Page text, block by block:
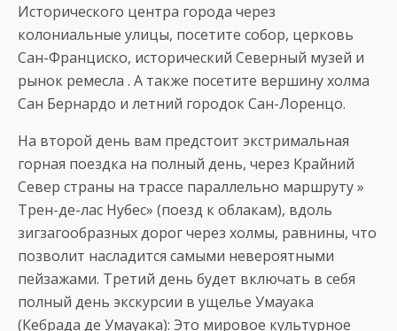
Исторического центра города через
колониальные улицы, посетите собор, церковь
Сан-Франциско, исторический Северный музей и
рынок ремесла . А также посетите вершину холма
Сан Бернардо и летний городок Сан-Лоренцо.
На второй день вам предстоит экстримальная
горная поездка на полный день, через Крайний
Север страны на трассе параллельно маршруту »
Трен-де-лас Нубес» (поезд к облакам), вдоль
зигзагообразных дорог через холмы, равнины, что
позволит насладится самыми невероятными
пейзажами. Третий день будет включать в себя
полный день экскурсии в ущелье Умауака
(Кебрада де Умауака): Это мировое культурное